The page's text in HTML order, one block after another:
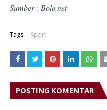
Sumber : Bola.net
Tags: Sport
POSTING KOMENTAR